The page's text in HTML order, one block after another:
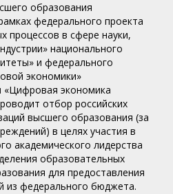
образования
федерального проекта
процессов в сфере науки,
национального
и федерального
экономики»
экономика
отбор российских
высшего образования (за
в целях участия в
академического лидерства
образовательных
для предоставления
из федерального бюджета.